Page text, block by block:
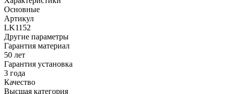
Основные
Артикул
LK1152
Другие параметры
Гарантия материал
50 лет
Гарантия установка
3 года
Качество
Высшая категория